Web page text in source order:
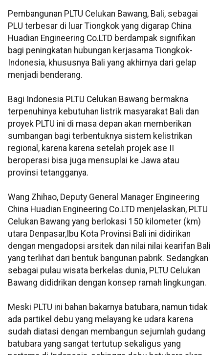
Pembangunan PLTU Celukan Bawang, Bali, sebagai
PLU terbesar di luar Tiongkok yang digarap China
Huadian Engineering Co.LTD berdampak signifikan
bagi peningkatan hubungan kerjasama Tiongkok-
Indonesia, khususnya Bali yang akhirnya dari gelap
menjadi benderang.
Bagi Indonesia PLTU Celukan Bawang bermakna
terpenuhinya kebutuhan listrik masyarakat Bali dan
proyek PLTU ini di masa depan akan memberikan
sumbangan bagi terbentuknya sistem kelistrikan
regional, karena karena setelah projek ase II
beroperasi bisa juga mensuplai ke Jawa atau
provinsi tetangganya.
Wang Zhihao, Deputy General Manager Engineering
China Huadian Engineering Co.LTD menjelaskan, PLTU
Celukan Bawang yang berlokasi 150 kilometer (km)
utara Denpasar,Ibu Kota Provinsi Bali ini didirikan
dengan mengadopsi arsitek dan nilai nilai kearifan Bali
yang terlihat dari bentuk bangunan pabrik. Sedangkan
sebagai pulau wisata berkelas dunia, PLTU Celukan
Bawang dididrikan dengan konsep ramah lingkungan.
Meski PLTU ini bahan bakarnya batubara, namun tidak
ada partikel debu yang melayang ke udara karena
sudah diatasi dengan membangun sejumlah gudang
batubara yang sangat tertutup sekaligus yang